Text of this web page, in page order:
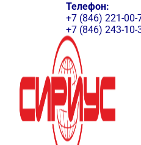
Телефон:
+7 (846) 221-00-
+7 (846) 243-10-